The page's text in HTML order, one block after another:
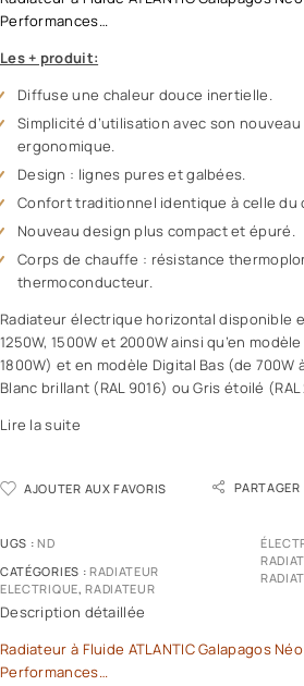
Performances…
Les + produit:
Diffuse une chaleur douce inertielle.
Simplicité d’utilisation avec son
ergonomique.
Design : lignes pures et galbées.
Confort traditionnel identique à celle du
Nouveau design plus compact et épuré.
Corps de chauffe : résistance
thermoconducteur.
Radiateur électrique horizontal disponible
1250W, 1500W et 2000W ainsi qu’en
1800W) et en modèle Digital Bas (de 700W
Blanc brillant (RAL 9016) ou Gris étoilé (RAL
Lire la suite
AJOUTER AUX FAVORIS PARTAGER
UGS :ND
CATÉGORIES : RADIATEUR
ELECTRIQUE,RADIATEUR
Description détaillée
Radiateur à Fluide ATLANTIC Galapagos
Performances…